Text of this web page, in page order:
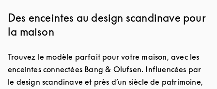
Des enceintes au design scandinave pour
la maison
Trouvez le modèle parfait pour votre maison, avec les
enceintes connectées Bang & Olufsen. Influencées par
le design scandinave et près d’un siècle de patrimoine,